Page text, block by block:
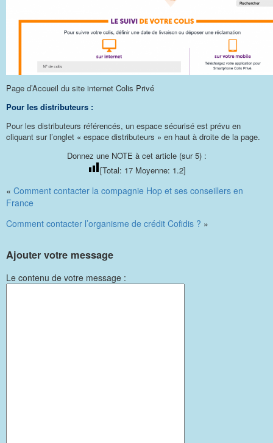
Page d’Accueil du site internet Colis Privé
Pour les distributeurs :
Pour les distributeurs référencés, un espace sécurisé est prévu en
cliquant sur l’onglet « espace distributeurs » en haut à droite de la page.
Donnez une NOTE à cet article (sur 5) :
[Total: 17Moyenne: 1.2]
« Comment contacter la compagnie Hop et ses conseillers en
France
Comment contacter l’organisme de crédit Cofidis ? »
Ajouter votre message
Le contenu de votre message :